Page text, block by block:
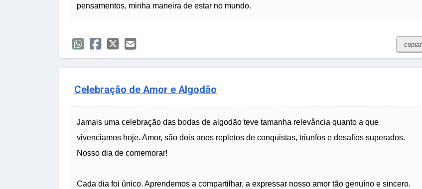
pensamentos, minha maneira de estar no mundo.
copiar
Celebração de Amor e Algodão
Jamais uma celebração das bodas de algodão teve tamanha relevância quanto a que
vivenciamos hoje. Amor, são dois anos repletos de conquistas, triunfos e desafios superados.
Nosso dia de comemorar!
Cada dia foi único. Aprendemos a compartilhar, a expressar nosso amor tão genuíno e sincero.